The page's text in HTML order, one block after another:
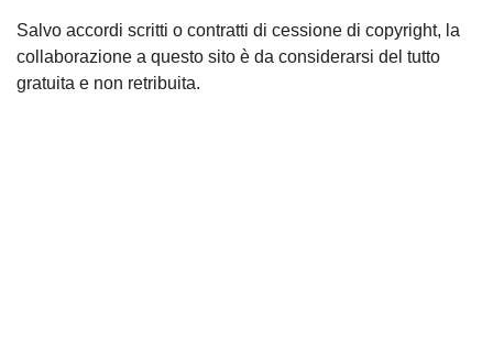
Salvo accordi scritti o contratti di cessione di copyright, la
collaborazione a questo sito è da considerarsi del tutto
gratuita e non retribuita.